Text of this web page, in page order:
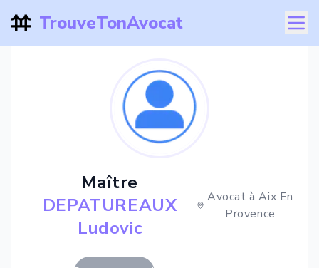
TrouveTonAvocat
Maître
DEPATUREAUX
Ludovic
Avocat àAix En
Provence